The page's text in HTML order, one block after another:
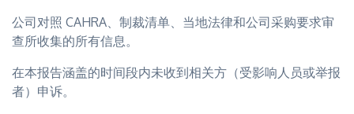
公司对照 CAHRA、制裁清单、当地法律和公司采购要求审
查所收集的所有信息。
在本报告涵盖的时间段内未收到相关方（受影响人员或举报
者）申诉。